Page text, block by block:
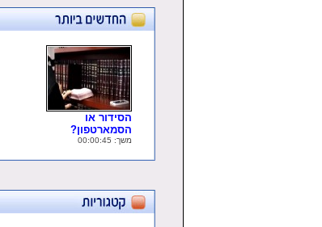
הסידור או
הסמארטפון?
משך: 00:00:45